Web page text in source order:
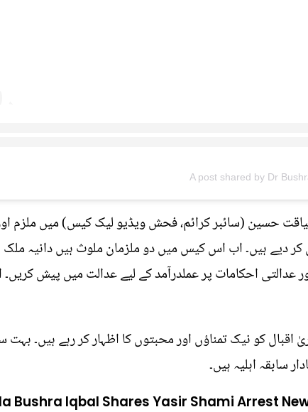
A post shared by Dr
حسین (سائبر کرائم، فحش ویڈیو لیک کیس) میں ملزم
دیے ہیں۔ اب اس کیس میں دو ملزمان ملوث ہیں دانیہ ملک
عدالتی احکامات پر عملدرآمد کے لیے عدالت میں پیش کریں۔
کو نیک تمناؤں اور محبتوں کا اظہار کر رہے ہیں۔ بہت
سابقہ اہلیہ ہیں۔
Bushra Iqbal Shares Yasir Shami Arrest